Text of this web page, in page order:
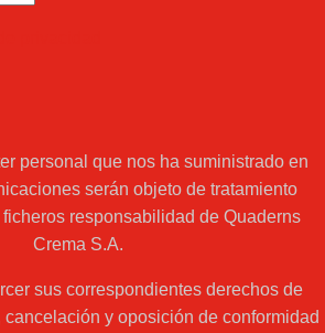
personal que nos ha suministrado en
serán objeto de tratamiento
responsabilidad de Quaderns
Crema S.A.
sus correspondientes derechos de
y oposición de conformidad